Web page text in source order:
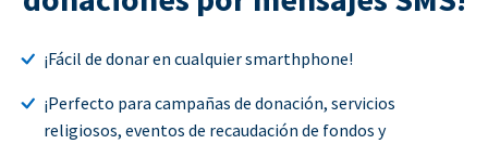
¡Fácil de donar en cualquier smarthphone!
¡Perfecto para campañas de donación, servicios
religiosos, eventos de recaudación de fondos y